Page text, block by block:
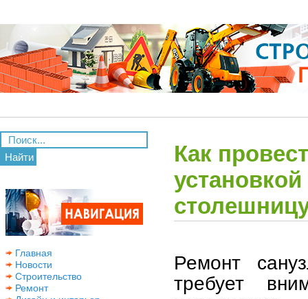
Найти
Главная
Новости
Строительство
Ремонт
Как
Ремонт
требует